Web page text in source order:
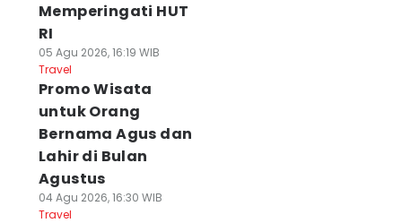
Memperingati HUT
RI
05 Agu 2026, 16:19 WIB
Travel
Promo Wisata
untuk Orang
Bernama Agus dan
Lahir di Bulan
Agustus
04 Agu 2026, 16:30 WIB
Travel